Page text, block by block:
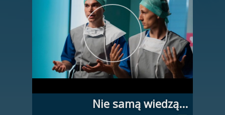
Nie samą wiedzą...